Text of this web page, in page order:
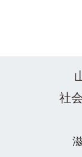
社